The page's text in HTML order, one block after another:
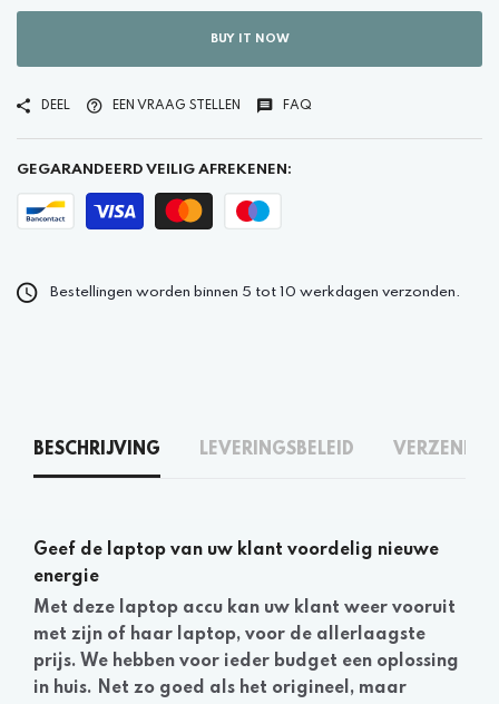
BUY IT NOW
DEEL EEN VRAAG STELLEN FAQ
GEGARANDEERD VEILIG AFREKENEN:
Bestellingen worden binnen 5 tot 10 werkdagen verzonden.
BESCHRIJVING LEVERINGSBELEID
Geef de laptop van uw klant voordelig nieuwe
energie
Met deze laptop accu kan uw klant weer vooruit
met zijn of haar laptop, voor de allerlaagste
prijs. We hebben voor ieder budget een oplossing
in huis. Net zo goed als het origineel, maar